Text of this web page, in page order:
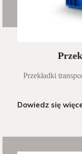
Przekładki
Dowiedz się